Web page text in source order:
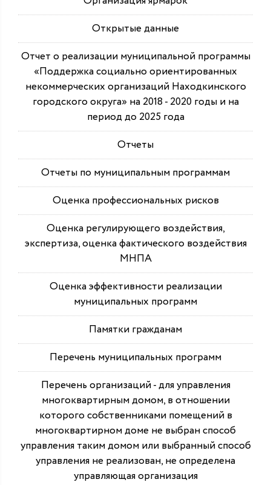
Открытые данные
Отчет о реализации муниципальной программы
«Поддержка социально ориентированных
некоммерческих организаций Находкинского
городского округа» на 2018 - 2020 годы и на
период до 2025 года
Отчеты
Отчеты по муниципальным программам
Оценка профессиональных рисков
Оценка регулирующего воздействия,
экспертиза, оценка фактического воздействия
МНПА
Оценка эффективности реализации
муниципальных программ
Памятки гражданам
Перечень муниципальных программ
Перечень организаций - для управления
многоквартирным домом, в отношении
которого собственниками помещений в
многоквартирном доме не выбран способ
управления таким домом или выбранный способ
управления не реализован, не определена
управляющая организация